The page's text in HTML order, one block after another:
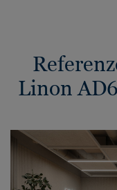
Linon